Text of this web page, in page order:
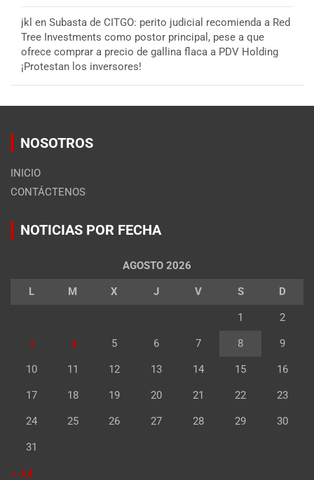
jkl en Subasta de CITGO: perito judicial recomienda a Red
Tree Investments como postor principal, pese a que
ofrece comprar a precio de gallina flaca a PDV Holding
¡Protestan los inversores!
NOSOTROS
INICIO
CONTÁCTENOS
NOTICIAS POR FECHA
AGOSTO 2026
L M X J V S D
1 2
3 4 5 6 7 8 9
10 11 12 13 14 15 16
17 18 19 20 21 22 23
24 25 26 27 28 29 30
31
« Jul